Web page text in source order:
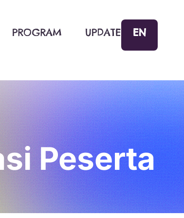
PROGRAM UPDATE EN
Peserta